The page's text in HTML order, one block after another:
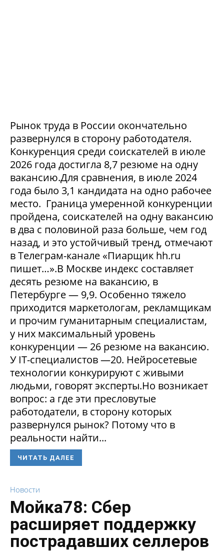
Рынок труда в России окончательно
развернулся в сторону работодателя.
Конкуренция среди соискателей в июле
2026 года достигла 8,7 резюме на одну
вакансию.Для сравнения, в июле 2024
года было 3,1 кандидата на одно рабочее
место. Граница умеренной конкуренции
пройдена, соискателей на одну вакансию
в два с половиной раза больше, чем год
назад, и это устойчивый тренд, отмечают
в Телеграм-канале «Пиарщик hh.ru
пишет…».В Москве индекс составляет
десять резюме на вакансию, в
Петербурге — 9,9. Особенно тяжело
приходится маркетологам, рекламщикам
и прочим гуманитарным специалистам,
у них максимальный уровень
конкуренции — 26 резюме на вакансию.
У IT-специалистов —20. Нейросетевые
технологии конкурируют с живыми
людьми, говорят эксперты.Но возникает
вопрос: а где эти пресловутые
работодатели, в сторону которых
развернулся рынок? Потому что в
реальности найти...
ЧИТАТЬ ДАЛЕЕ
Новости
Мойка78: Сбер
расширяет поддержку
пострадавших селлеров